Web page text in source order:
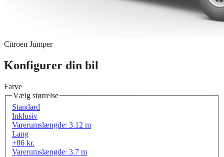
Citroen Jumper
Konfigurer din bil
Farve
Vælg størrelse
Standard
Inklusiv
Varerumslængde: 3.12 m
Lang
+86 kr.
Varerumslængde: 3.7 m